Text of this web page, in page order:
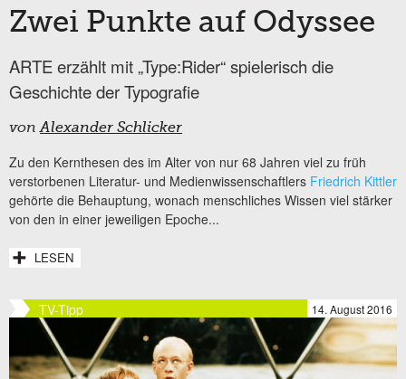
Zwei Punkte auf Odyssee
ARTE erzählt mit „Type:Rider“ spielerisch die
Geschichte der Typografie
vonAlexander Schlicker
Zu den Kernthesen des im Alter von nur 68 Jahren viel zu früh
verstorbenen Literatur- und Medienwissenschaftlers Friedrich Kittler
gehörte die Behauptung, wonach menschliches Wissen viel stärker
von den in einer jeweiligen Epoche...
LESEN
TV-Tipp 14. August 2016